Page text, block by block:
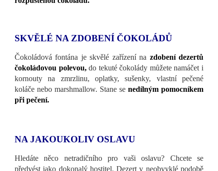
SKVĚLÉ NA ZDOBENÍ ČOKOLÁDŮ
Čokoládová fontána je skvělé zařízení na zdobení dezertů
čokoládovou polevou,do tekuté čokolády můžete namáčet i
kornouty na zmrzlinu, oplatky, sušenky, vlastní pečené
koláče nebo marshmallow. Stane se nedílným pomocníkem
při pečení.
NA JAKOUKOLIV OSLAVU
Hledáte něco netradičního pro vaši oslavu? Chcete se
předvést jako dokonalý hostitel. Dezert v neobvyklé podobě